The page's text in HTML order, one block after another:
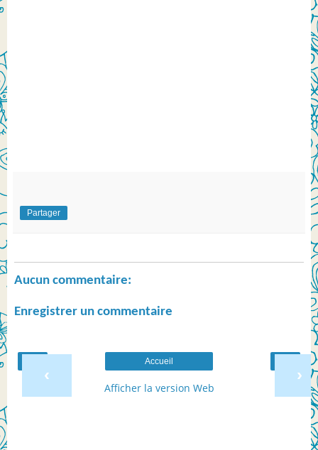
Partager
Aucun commentaire:
Enregistrer un commentaire
‹ ›
Accueil
Afficher la version Web